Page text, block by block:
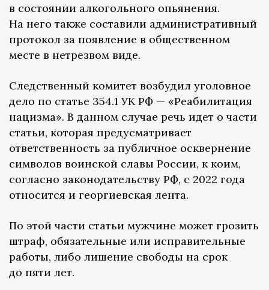
в состоянии алкогольного опьянения.
На него также составили административный
протокол за появление в общественном
месте в нетрезвом виде.
Следственный комитет возбудил уголовное
дело по статье 354.1 УК РФ — «Реабилитация
нацизма». В данном случае речь идет о части
статьи, которая предусматривает
ответственность за публичное осквернение
символов воинской славы России, к коим,
согласно законодательству РФ, с 2022 года
относится и георгиевская лента.
По этой части статьи мужчине может грозить
штраф, обязательные или исправительные
работы, либо лишение свободы на срок
до пяти лет.